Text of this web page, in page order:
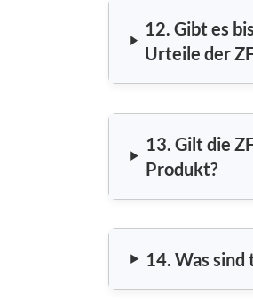
12. Gibt es
Urteile der
13. Gilt die
Produkt?
14. Was